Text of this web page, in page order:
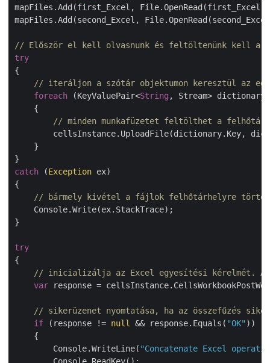
mapFiles.Add(first_Excel,
mapFiles.Add(second_Excel,
// Először el kell olvasnunk és feltöltenünk kell a
try
{
// iteráljon a szótár objektumon keresztül az
foreach (KeyValuePair<String , Stream> dictionary
    {
// minden munkafüzetet feltölthet a
cellsInstance.UploadFile(dictionary.Key,
    }
catch (Exception ex)
{
// bármely kivétel a fájlok felhőtárhelyre
    Console.Write(ex.StackTrace);
}
try
{
// inicializálja az Excel egyesítési kérelmét. A 2.
var response =
// sikerüzenet nyomtatása, ha az összefűzés
if (response != null && response.Equals( "OK" ))
    {
        Console.WriteLine(
"Concatenate Excel